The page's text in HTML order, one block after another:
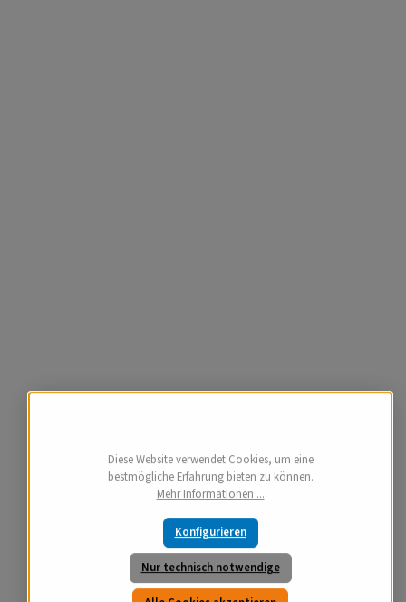
Diese Website verwendet Cookies, um eine
bestmögliche Erfahrung bieten zu können.
Mehr Informationen ...
Nur technisch notwendige
Konfigurieren